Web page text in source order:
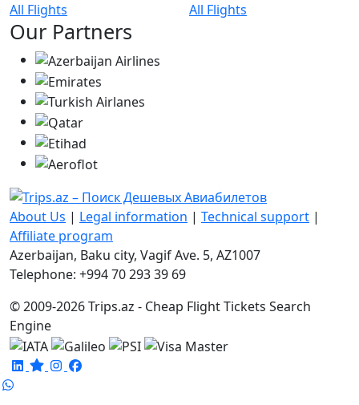
All Flights
All Flights
Our Partners
About Us | Legal information | Technical support |
Affiliate program
Azerbaijan, Baku city, Vagif Ave. 5, AZ1007
Telephone: +994 70 293 39 69
© 2009-2026 Trips.az - Cheap Flight Tickets Search
Engine